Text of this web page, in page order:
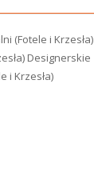
(Fotele i Krzesła)
Designerskie
i Krzesła)